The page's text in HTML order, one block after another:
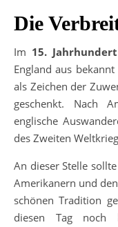
Die
Im 15. Jahrhundert
England aus
als Zeichen der
geschenkt. Nach
englische
des Zweiten
An dieser Stelle
Amerikanern und
schönen Tradition
diesen Tag noch